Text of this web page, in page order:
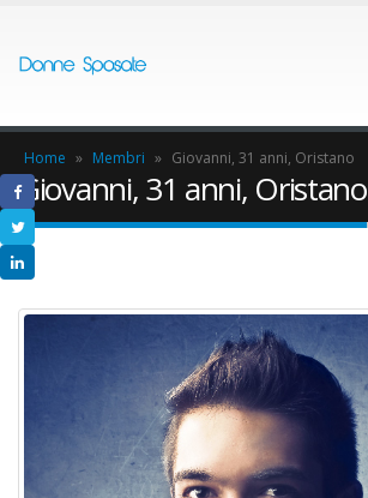
Home » Membri » Giovanni, 31 anni, Oristano
Giovanni, 31 anni, Oristano